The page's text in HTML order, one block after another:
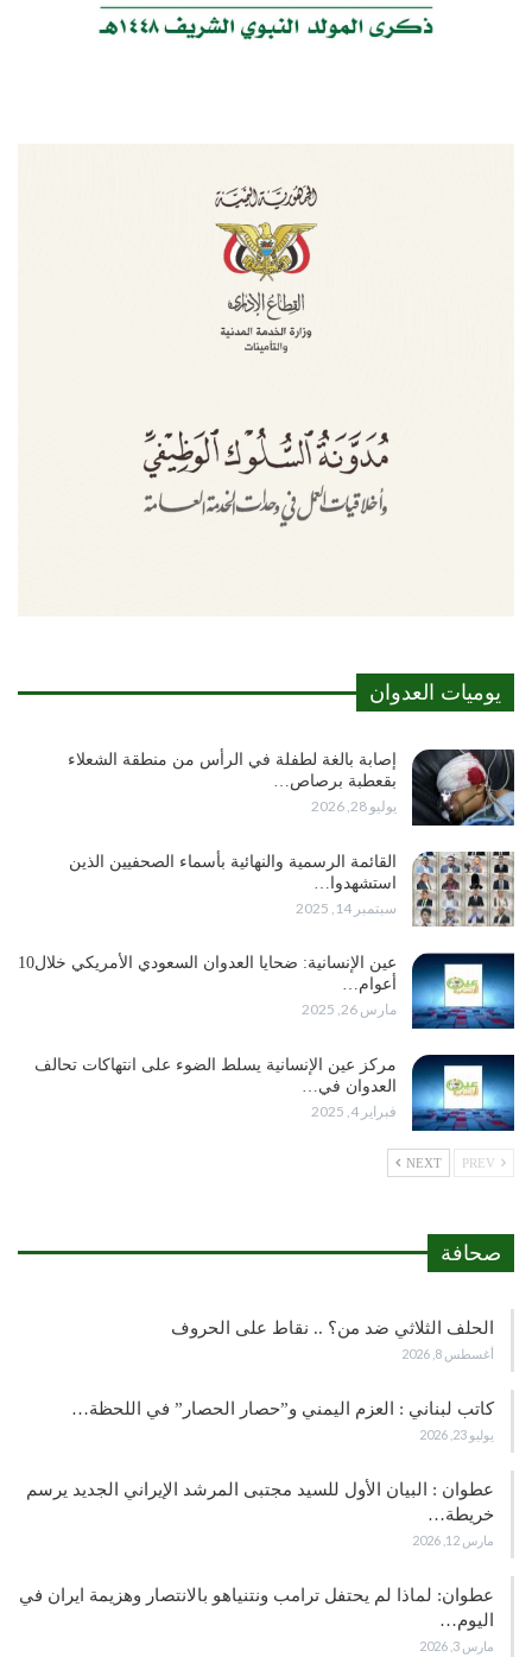
يوميات العدوان
إصابة بالغة لطفلة في الرأس من منطقة الشعلاء
بقعطبة برصاص…
يوليو 28, 2026
القائمة الرسمية والنهائية بأسماء الصحفيين الذين
استشهدوا…
سبتمبر 14, 2025
عين الإنسانية: ضحايا العدوان السعودي الأمريكي خلال10
أعوام…
مارس 26, 2025
مركز عين الإنسانية يسلط الضوء على انتهاكات تحالف
العدوان في…
فبراير 4, 2025
NEXT
صحافة
الحلف الثلاثي ضد من؟ .. نقاط على الحروف
أغسطس 8, 2026
كاتب لبناني : العزم اليمني و”حصار الحصار” في اللحظة…
يوليو 23, 2026
عطوان : البيان الأول للسيد مجتبى المرشد الإيراني الجديد يرسم
خريطة…
مارس 12, 2026
عطوان: لماذا لم يحتفل ترامب ونتنياهو بالانتصار وهزيمة ايران في
اليوم…
مارس 3, 2026